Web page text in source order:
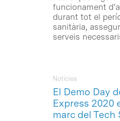
funcionament
durant tot el
sanitària,
serveis
El Demo Day
Express 2020
marc del Tech
Notícies